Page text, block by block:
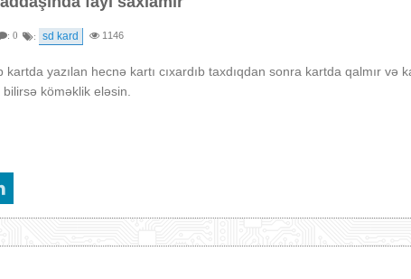
: 0 : sd kard 1146
yazılan hecnə kartı cıxardıb taxdıqdan sonra kartda qalmır və
köməklik eləsin.